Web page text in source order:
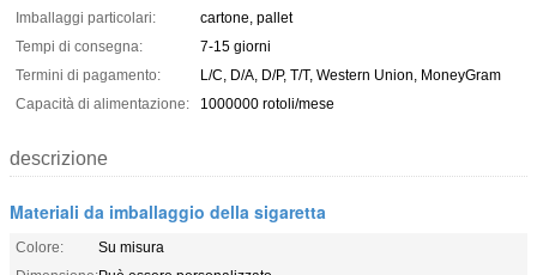
Imballaggi particolari:
cartone, pallet
Tempi di consegna:
7-15 giorni
Termini di pagamento:
L/C, D/A, D/P, T/T, Western Union, MoneyGram
Capacità di alimentazione:
1000000 rotoli/mese
descrizione
Materiali da imballaggio della sigaretta
Colore:
Su misura